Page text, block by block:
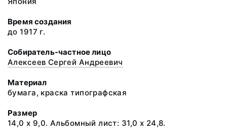
Время создания
до 1917 г.
Собиратель-частное лицо
Алексеев Сергей Андреевич
Материал
бумага, краска типографская
Размер
14,0 х 9,0. Альбомный лист: 31,0 х 24,8.